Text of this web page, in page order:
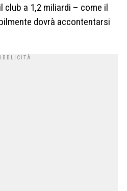
club a 1,2 miliardi – come il
dovrà accontentarsi